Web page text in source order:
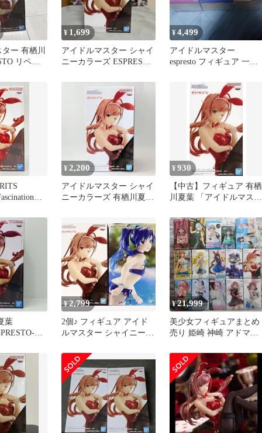
ー 有栖川
リペイ
¥ 1,699
アイドルマスター シャイ
ニーカラーズ ESPRESTO
¥4,499
アイドルマスター
espresto フィギュア 一ノ
¥2,200
アイドルマスター シャイ
ニーカラーズ 有栖川夏葉
¥930
【中古】フィギュア 有栖
川夏葉 「アイドルマスタ
ESPRESTO-Fascination
and Stockings-有栖川夏葉
葉
ターシャ
」
¥2,799
2個♪ フィギュア アイド
ルマスター シャイニーか
千早
¥21,999
美少女フィギュアまとめ
売り 姫崎 神崎 アドマイ
猫猫